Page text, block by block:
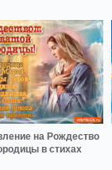
на Рождество
в стихах